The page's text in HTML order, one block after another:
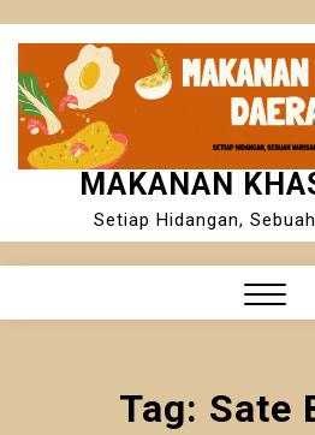
Skip
content
MAKANAN
Setiap Hidangan,
Tag: Sate